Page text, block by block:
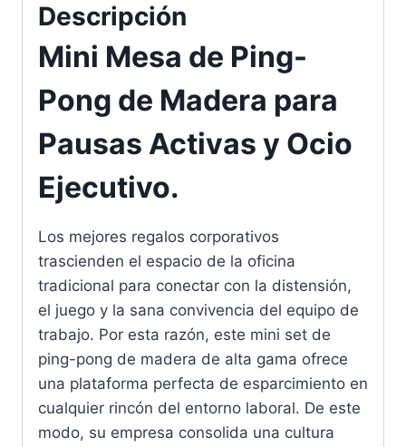
Descripción
Mini Mesa de Ping-
Pong de Madera para
Pausas Activas y Ocio
Ejecutivo.
Los mejores regalos corporativos
trascienden el espacio de la oficina
tradicional para conectar con la distensión,
el juego y la sana convivencia del equipo de
trabajo. Por esta razón, este mini set de
ping-pong de madera de alta gama ofrece
una plataforma perfecta de esparcimiento en
cualquier rincón del entorno laboral. De este
modo, su empresa consolida una cultura